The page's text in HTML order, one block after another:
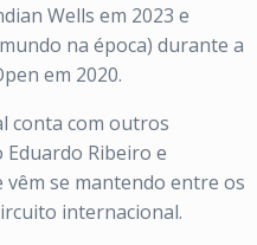
Wells em 2023 e
na época) durante a
em 2020.
conta com outros
Ribeiro e
se mantendo entre os
internacional.